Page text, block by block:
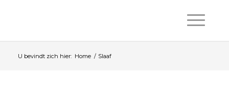
U bevindt zich hier: Home / Slaaf